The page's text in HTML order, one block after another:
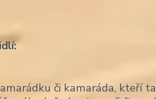
či kamaráda, kteří